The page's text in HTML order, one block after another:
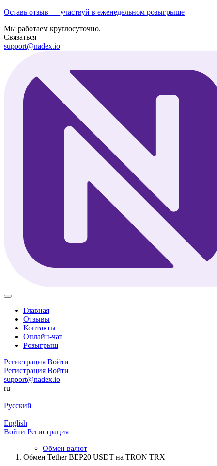
Оставь отзыв — участвуй в еженедельном розыгрыше
Мы работаем круглосуточно.
Связаться
support@nadex.io
Главная
Отзывы
Контакты
Онлайн-чат
Розыгрыш
Регистрация Войти
Регистрация Войти
support@nadex.io
ru
Русский
English
Войти Регистрация
Обмен валют
Обмен Tether BEP20 USDT на TRON TRX